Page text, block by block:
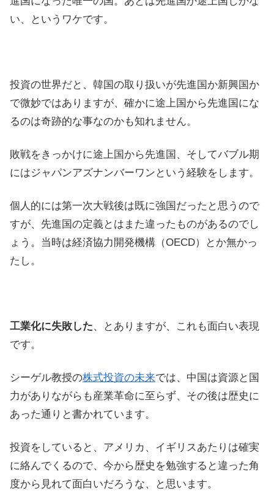
い、というワケです。
投資の世界だと、韓国の取り扱いが先進国か新興国か
で微妙ではありますが、確かに途上国から先進国にな
るのは奇跡的な事なのかも知れません。
敗戦をきっかけに途上国から先進国、そしてバブル期
にはジャパンアズナンバーワンという経験をします。
個人的には第一次大戦後は既に強国だったと思うので
すが、先進国の定義とはまた違ったものがあるのでし
ょう。当時は経済協力開発機構（OECD）とか無かっ
たし。
工業化に失敗した、とありますが、これも面白い表現
です。
シーゲル教授の株式投資の未来では、中国は資源と国
力がありながらも産業革命に至らず、その後は歴史に
あった通りと書かれています。
投資をしていると、アメリカ、イギリスあたりは確実
に絡んでくるので、今から歴史を勉強すると違った角
度から見れて面白いだろうな、と思います。